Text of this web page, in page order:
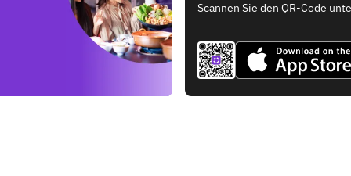
Scannen Sie den QR-Code